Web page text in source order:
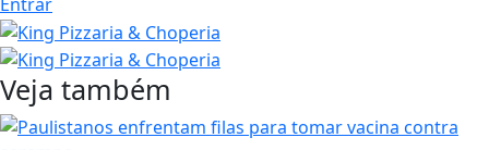
Veja também